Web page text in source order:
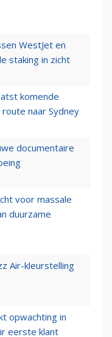
WestJet en
staking in zicht
komende
naar Sydney
documentaire
voor massale
duurzame
Air-kleurstelling
opwachting in
eerste klant